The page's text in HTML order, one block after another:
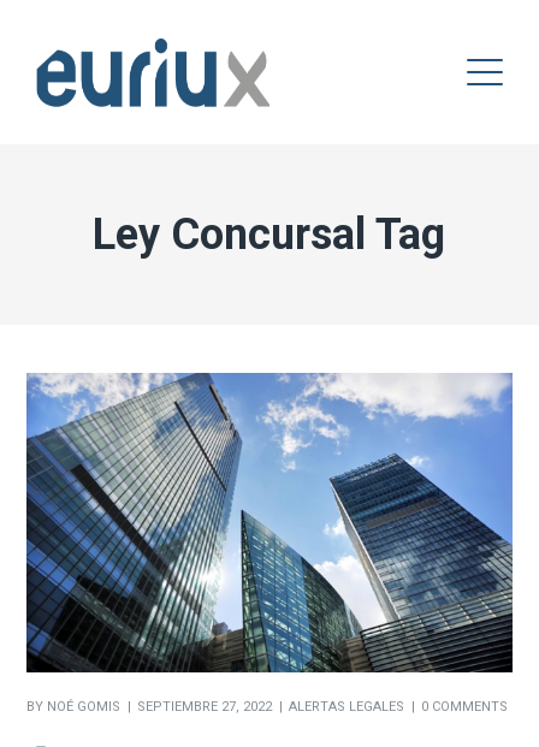
Ley Concursal Tag
BY NOÉ GOMIS SEPTIEMBRE 27, 2022 ALERTAS LEGALES 0 COMMENTS